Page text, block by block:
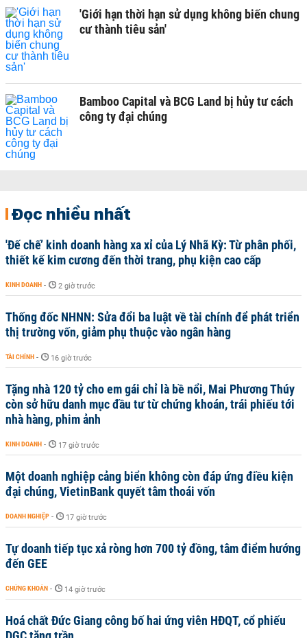
'Giới hạn thời hạn sử dụng không biến chung
cư thành tiêu sản'
Bamboo Capital và BCG Land bị hủy tư cách
công ty đại chúng
Đọc nhiều nhất
'Đế chế’ kinh doanh hàng xa xỉ của Lý Nhã Kỳ: Từ phân phối,
thiết kế kim cương đến thời trang, phụ kiện cao cấp
KINH DOANH - 2 giờ trước
Thống đốc NHNN: Sửa đổi ba luật về tài chính để phát triển
thị trường vốn, giảm phụ thuộc vào ngân hàng
TÀI CHÍNH - 16 giờ trước
Tặng nhà 120 tỷ cho em gái chỉ là bề nổi, Mai Phương Thúy
còn sở hữu danh mục đầu tư từ chứng khoán, trái phiếu tới
nhà hàng, phim ảnh
KINH DOANH - 17 giờ trước
Một doanh nghiệp cảng biển không còn đáp ứng điều kiện
đại chúng, VietinBank quyết tâm thoái vốn
DOANH NGHIỆP - 17 giờ trước
Tự doanh tiếp tục xả ròng hơn 700 tỷ đồng, tâm điểm hướng
đến GEE
CHỨNG KHOÁN - 14 giờ trước
Hoá chất Đức Giang công bố hai ứng viên HĐQT, cổ phiếu